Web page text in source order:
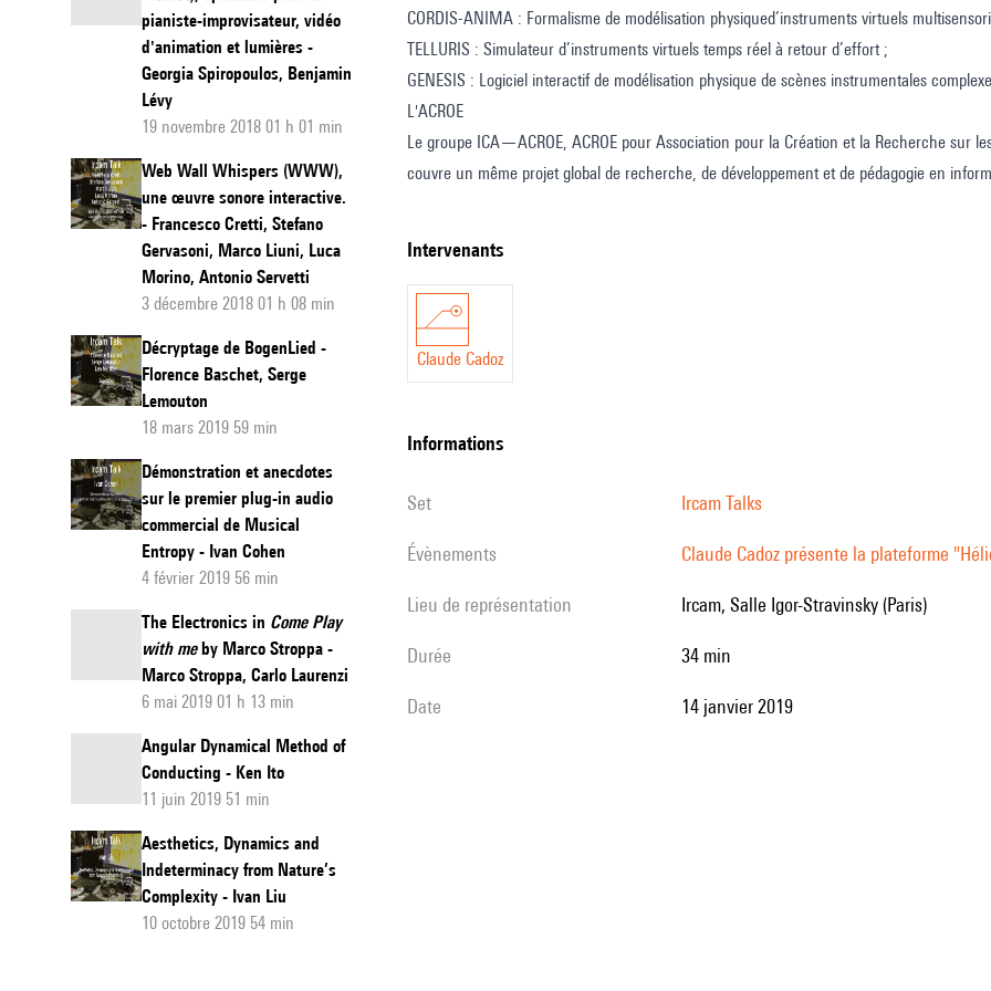
pianiste-improvisateur, vidéo
d'animation et lumières -
Georgia Spiropoulos, Benjamin
Lévy
19 novembre 2018 01 h 01 min
Web Wall Whispers (WWW),
une œuvre sonore interactive.
- Francesco Cretti, Stefano
Gervasoni, Marco Liuni, Luca
Morino, Antonio Servetti
3 décembre 2018 01 h 08 min
Décryptage de BogenLied -
Florence Baschet, Serge
Lemouton
18 mars 2019 59 min
Démonstration et anecdotes
sur le premier plug-in audio
commercial de Musical
Entropy - Ivan Cohen
4 février 2019 56 min
The Electronics in Come Play
with meby Marco Stroppa -
Marco Stroppa, Carlo Laurenzi
6 mai 2019 01 h 13 min
Angular Dynamical Method of
Conducting - Ken Ito
11 juin 2019 51 min
Aesthetics, Dynamics and
Indeterminacy from Nature’s
Complexity - Ivan Liu
10 octobre 2019 54 min
»
CORDIS-ANIMA : Formalisme de modélisation physiqued’instruments virtuels
TELLURIS : Simulateur d’instruments virtuels temps réel à retour d’effort ;
GENESIS : Logiciel interactif de modélisation physique de scènes instrumentales
L'ACROE
Le groupe ICA—ACROE, ACROE pour Association pour la Création et la Recherche sur
couvre un même projet global de recherche, de développement et de pédagogie en
intervenants
Claude Cadoz
informations
set Ircam Talks
évènements Claude Cadoz présente la plateforme
Lieu de représentation Ircam, Salle Igor-Stravinsky (Paris)
durée 34 min
date 14 janvier 2019